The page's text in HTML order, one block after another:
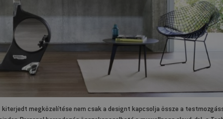
megközelítése nem csak a designt kapcsolja össze a